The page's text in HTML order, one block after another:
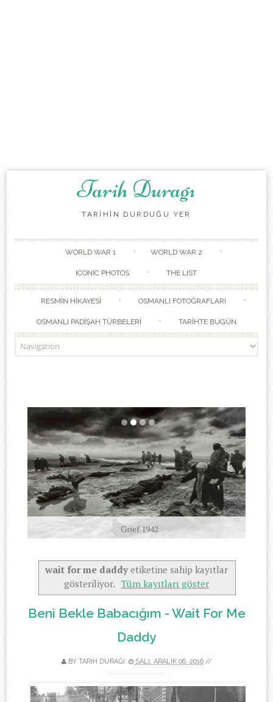
Tarih Duragı
TARİHİN DURDUĞU YER
WORLD WAR 1 WORLD WAR 2
ICONIC PHOTOS THE LIST
RESMİN HİKAYESİ OSMANLI FOTOĞRAFLARI
OSMANLI PADİŞAH TÜRBELERİ TARİHTE BUGÜN
Grief 1942
wait for me daddyetiketine sahip kayıtlar
gösteriliyor. Tüm kayıtları göster
Beni Bekle Babacığım - Wait For Me
Daddy
BY TARIH DURAĞI SALI, ARALIK 06, 2016//